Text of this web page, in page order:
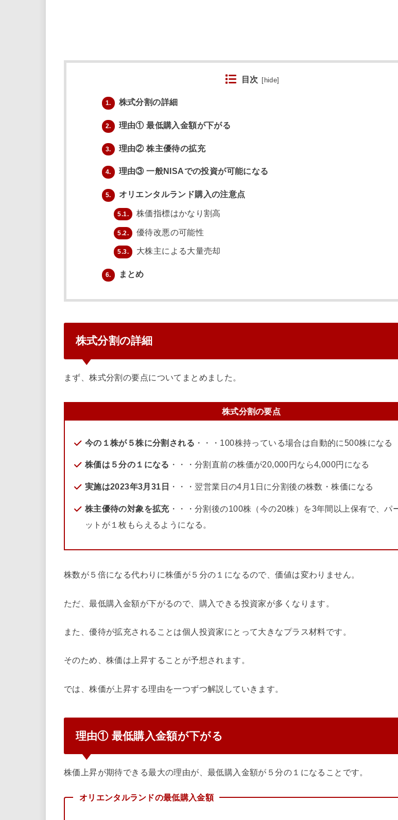
目次 [ hide]
1. 株式分割の詳細
2. 理由① 最低購入金額が下がる
3. 理由② 株主優待の拡充
4. 理由③ 一般NISAでの投資が可能になる
5. オリエンタルランド購入の注意点
5.1. 株価指標はかなり割高
5.2. 優待改悪の可能性
5.3. 大株主による大量売却
6. まとめ
株式分割の詳細
まず、株式分割の要点についてまとめました。
株式分割の要点
今の１株が５株に分割される ・・・100株持っている場合は自動的に500株になる
株価は５分の１になる ・・・分割直前の株価が20,000円なら4,000円になる
実施は2023年3月31日 ・・・翌営業日の4月1日に分割後の株数・株価になる
株主優待の対象を拡充・・・分割後の100株（今の20株）を3年間以上保有で、パ
ットが１枚もらえるようになる。
株数が５倍になる代わりに株価が５分の１になるので、価値は変わりません。
ただ、最低購入金額が下がるので、購入できる投資家が多くなります。
また、優待が拡充されることは個人投資家にとって大きなプラス材料です。
そのため、株価は上昇することが予想されます。
では、株価が上昇する理由を一つずつ解説していきます。
理由① 最低購入金額が下がる
株価上昇が期待できる最大の理由が、最低購入金額が５分の１になることです。
オリエンタルランドの最低購入金額